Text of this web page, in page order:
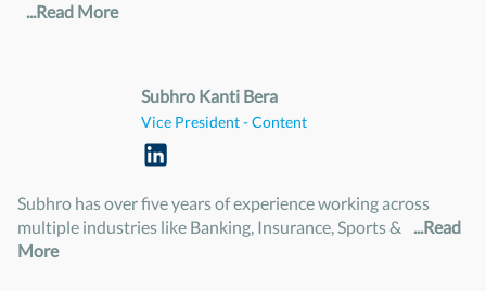
...Read More
Subhro Kanti Bera
Vice President - Content
Subhro has over five years of experience working across
multiple industries like Banking, Insurance, Sports &
...Read
More